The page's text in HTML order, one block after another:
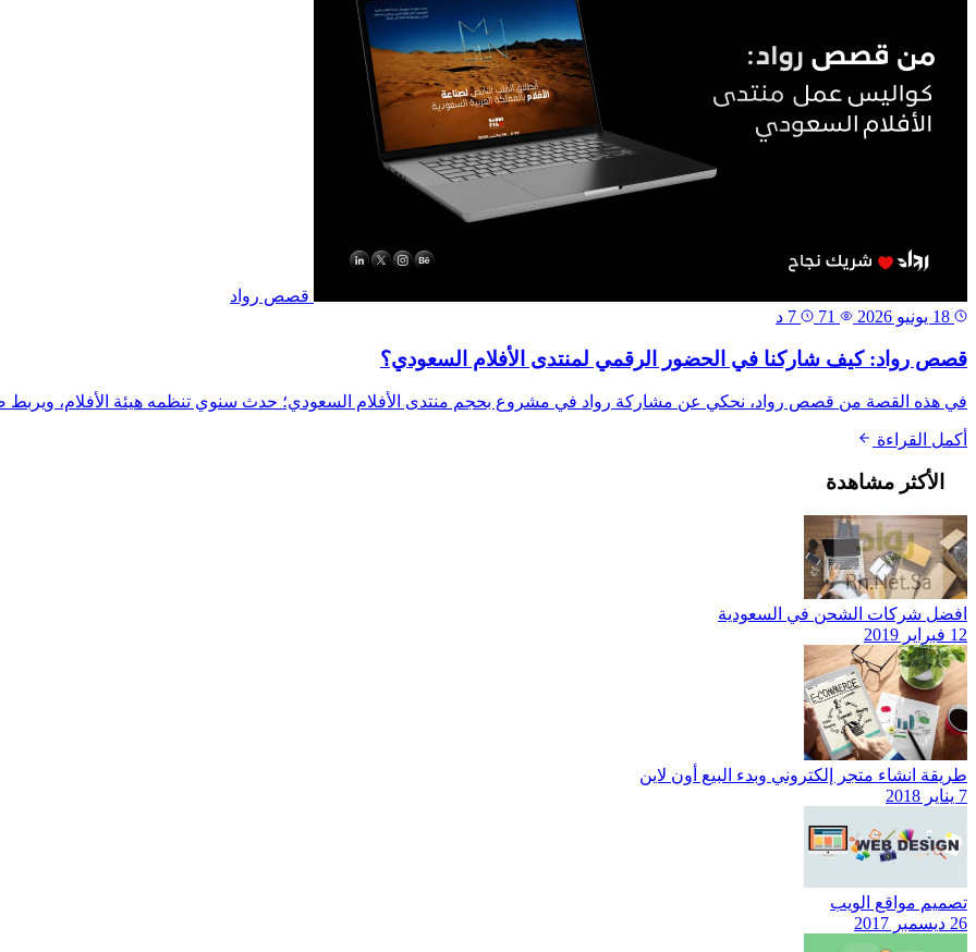
قصص رواد
قصص رواد: كيف شاركنا في الحضور الرقمي لمنتدى الأفلام السعودي؟
في هذه القصة من قصص رواد، نحكي عن مشاركة رواد في مشروع بحجم منتدى الأفلام السعودي؛ حدث سنوي تنظمه هيئة الأفلام، ويربط
أكمل القراءة
الأكثر مشاهدة
افضل شركات الشحن في السعودية
12 فبراير 2019
طريقة انشاء متجر إلكتروني وبدء البيع أون لاين
7 يناير 2018
تصميم مواقع الويب
26 ديسمبر 2017